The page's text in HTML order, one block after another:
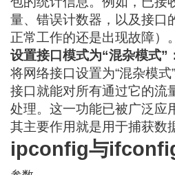
量、错误计数器，以及接口
正常工作的还是出现故障）。
设置接口模式为“混杂模式”
将网络接口设置为“混杂模
接口就能对所有通过它的流
处理。这一功能已被广泛应
其主要作用就是用于捕获数
ipconfig与